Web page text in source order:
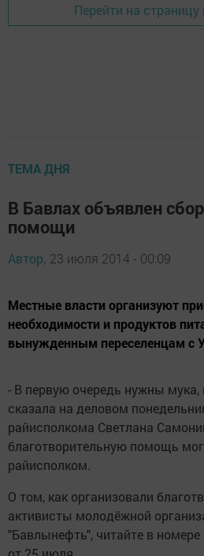
Перейти на страницу
ТЕМА ДНЯ
В Бавлах объявлен
помощи
Автор, 23 июля 2014 - 00:09
Местные власти организуют
необходимости и продуктов
вынужденным переселенцам с
- В первую очередь нужны мука,
сказала на деловом
райисполкома Светлана
благотворительную помощь
райисполком.
О том, как организовали
активисты молодёжной
"Бавлынефть", читайте в